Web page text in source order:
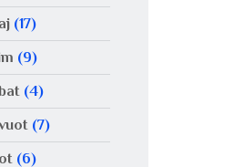
(17)
(9)
(4)
(7)
(6)